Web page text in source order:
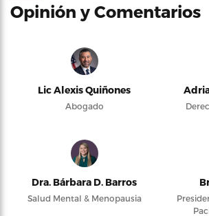
Opinión y Comentarios
Lic Alexis Quiñones
Abogado
Dra. Bárbara D. Barros
Salud Mental & Menopausia